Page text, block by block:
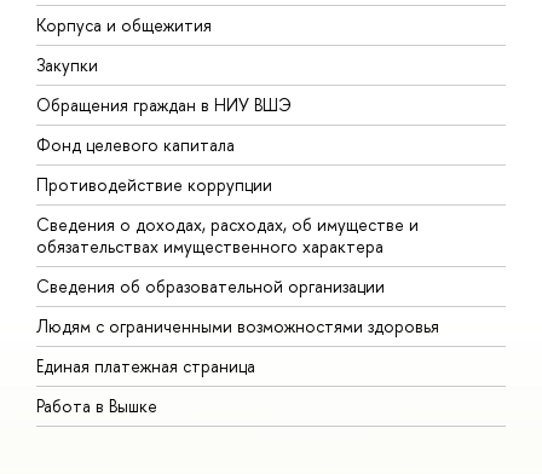
Корпуса и общежития
Закупки
Обращения граждан в НИУ ВШЭ
Фонд целевого капитала
Противодействие коррупции
Сведения о доходах, расходах, об имуществе и
обязательствах имущественного характера
Сведения об образовательной организации
Людям с ограниченными возможностями здоровья
Единая платежная страница
Работа в Вышке